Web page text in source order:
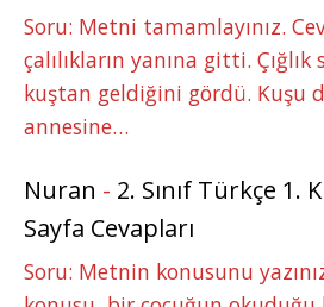
Soru: Metni tamamlayınız.
çalılıkların yanına gitti.
kuştan geldiğini gördü. Kuşu
annesine…
Nuran - 2. Sınıf Türkçe 1.
Sayfa Cevapları
Soru: Metnin konusunu